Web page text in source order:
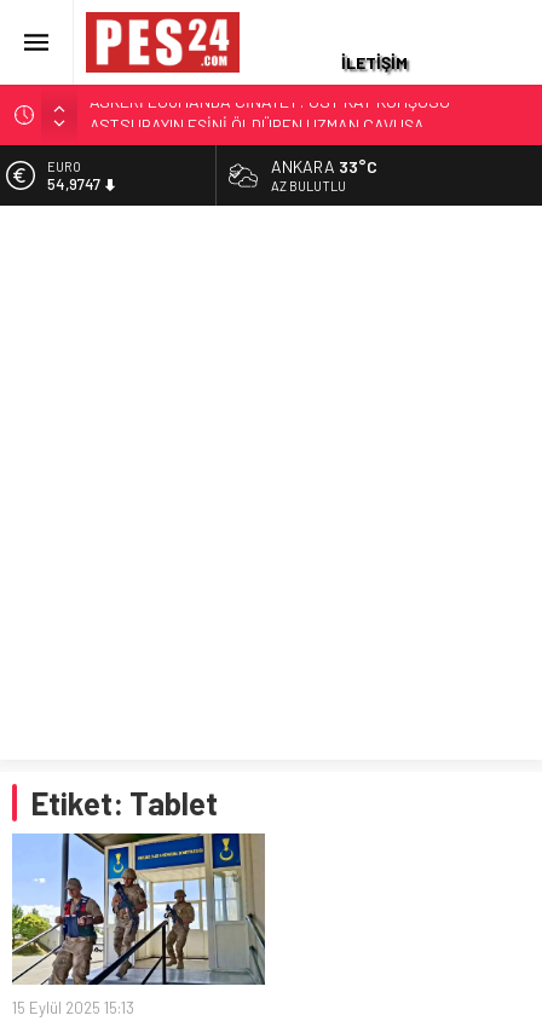
İLETİŞİM
ASKERİ LOJMANDA CİNAYET: ÜST KAT KOMŞUSU
ASTSUBAYIN EŞİNİ ÖLDÜREN UZMAN ÇAVUŞA
AĞIRLAŞTIRIMIŞ MÜEBBET VE 11 YIL HAPİS CEZASI
JANDARMA ASTSUBAYIN EŞİ VE KIZI TOPRAĞA VERİLDİ!
OĞLU İLE KENDİSİ İSE…
EURO
54,9747
ANKARA 33°C
AZ BULUTLU
Etiket: Tablet
15 Eylül 2025 15:13